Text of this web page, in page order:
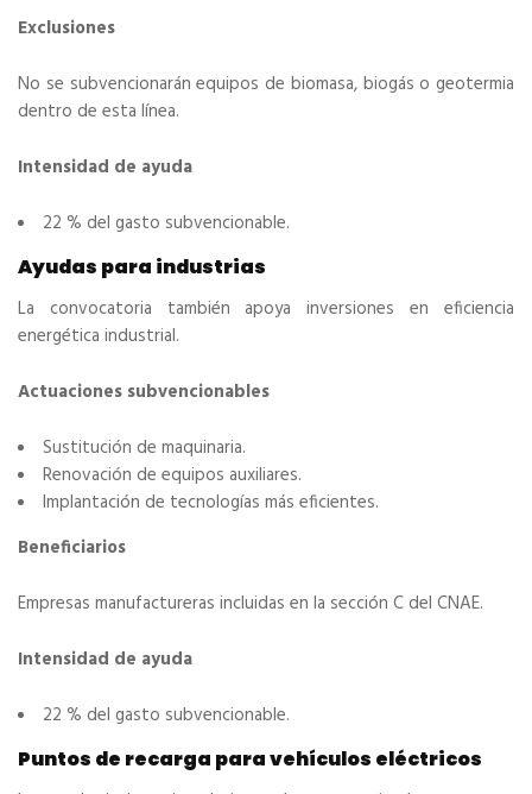
Exclusiones
No se subvencionarán equipos de biomasa, biogás o geotermia
dentro de esta línea.
Intensidad de ayuda
22 % del gasto subvencionable.
Ayudas para industrias
La convocatoria también apoya inversiones en eficiencia
energética industrial.
Actuaciones subvencionables
Sustitución de maquinaria.
Renovación de equipos auxiliares.
Implantación de tecnologías más eficientes.
Beneficiarios
Empresas manufactureras incluidas en la sección C del CNAE.
Intensidad de ayuda
22 % del gasto subvencionable.
Puntos de recarga para vehículos eléctricos